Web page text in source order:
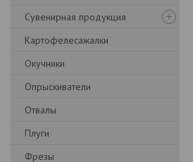
Сувенирная продукция
Картофелесажалки
Окучники
Опрыскиватели
Отвалы
Плуги
Фрезы